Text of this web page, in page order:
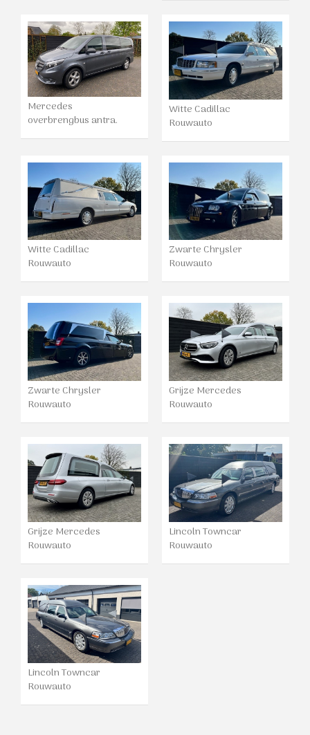
Mercedes
overbrengbus antra.
Witte Cadillac
Rouwauto
Witte Cadillac
Rouwauto
Zwarte Chrysler
Rouwauto
Zwarte Chrysler
Rouwauto
Grijze Mercedes
Rouwauto
Grijze Mercedes
Rouwauto
Lincoln Towncar
Rouwauto
Lincoln Towncar
Rouwauto